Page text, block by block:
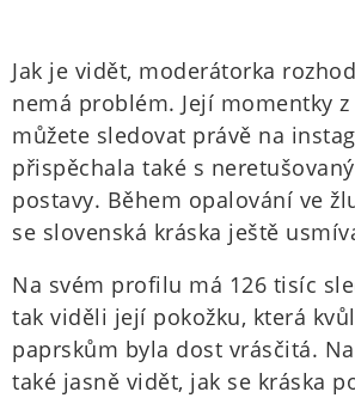
Jak je vidět, moderátorka
nemá problém. Její momentky
můžete sledovat právě na
přispěchala také s
postavy. Během opalování ve
se slovenská kráska ještě
Na svém profilu má 126 tisíc
tak viděli její pokožku, která
paprskům byla dost vrásčitá.
také jasně vidět, jak se kráska